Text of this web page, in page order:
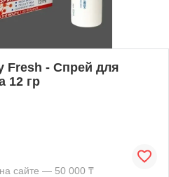
Fresh - Спрей для
12 гр
сайте — 50 000 ₸